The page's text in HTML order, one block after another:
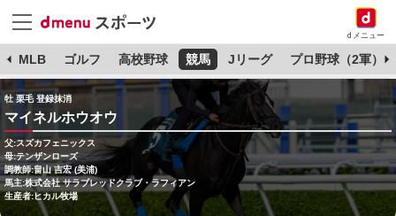
dメニュー
MLB ゴルフ 高校野球 競馬 Jリーグ プロ野球（2軍）
牡 栗毛 登録抹消
マイネルホウオウ
父:スズカフェニックス
母:テンザンローズ
調教師:畠山 吉宏 (美浦)
馬主:株式会社 サラブレッドクラブ・ラフィアン
生産者:ヒカル牧場